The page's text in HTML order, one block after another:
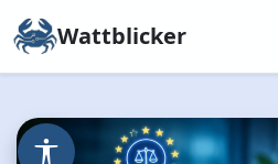
Wattblicker